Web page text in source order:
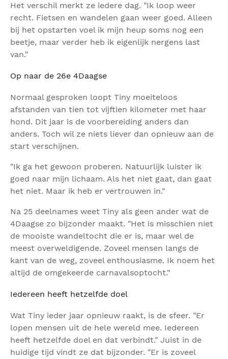
Het verschil merkt ze iedere dag. "Ik loop weer
recht. Fietsen en wandelen gaan weer goed. Alleen
bij het opstarten voel ik mijn heup soms nog een
beetje, maar verder heb ik eigenlijk nergens last
van."
Op naar de 26e 4Daagse
Normaal gesproken loopt Tiny moeiteloos
afstanden van tien tot vijftien kilometer met haar
hond. Dit jaar is de voorbereiding anders dan
anders. Toch wil ze niets liever dan opnieuw aan de
start verschijnen.
"Ik ga het gewoon proberen. Natuurlijk luister ik
goed naar mijn lichaam. Als het niet gaat, dan gaat
het niet. Maar ik heb er vertrouwen in."
Na 25 deelnames weet Tiny als geen ander wat de
4Daagse zo bijzonder maakt. "Het is misschien niet
de mooiste wandeltocht die er is, maar wel de
meest overweldigende. Zoveel mensen langs de
kant van de weg, zoveel enthousiasme. Ik noem het
altijd de omgekeerde carnavalsoptocht."
Iedereen heeft hetzelfde doel
Wat Tiny ieder jaar opnieuw raakt, is de sfeer. "Er
lopen mensen uit de hele wereld mee. Iedereen
heeft hetzelfde doel en dat verbindt." Juist in de
huidige tijd vindt ze dat bijzonder. "Er is zoveel